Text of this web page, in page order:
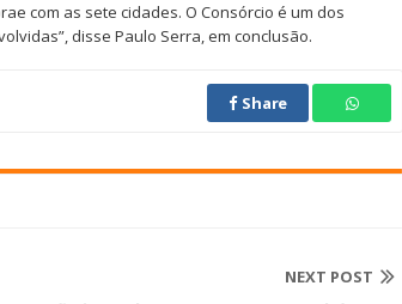
com as sete cidades. O Consórcio é um dos
disse Paulo Serra, em conclusão.
Share
NEXT POST